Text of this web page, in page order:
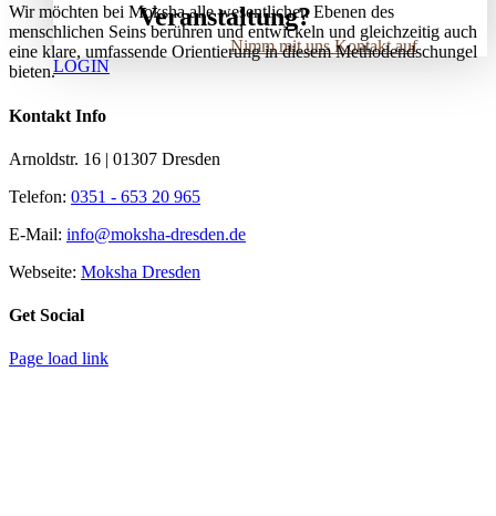
Veranstaltung?
Nimm mit uns Kontakt auf
LOGIN
Wir möchten bei Moksha alle wesent­lichen Ebenen des
menschlichen Seins berühren und entwickeln und gleichzeitig auch
eine klare, umfassende Orientierung in diesem Methodendschungel
bieten.
Kontakt Info
Arnoldstr. 16 | 01307 Dresden
Telefon: 0351 - 653 20 965
E-Mail: info@moksha-dresden.de
Webseite: Moksha Dresden
Get Social
Page load link